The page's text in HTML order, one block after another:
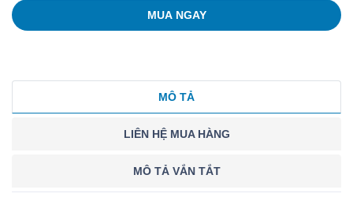
MUA NGAY
MÔ TẢ
LIÊN HỆ MUA HÀNG
MÔ TẢ VẮN TẮT